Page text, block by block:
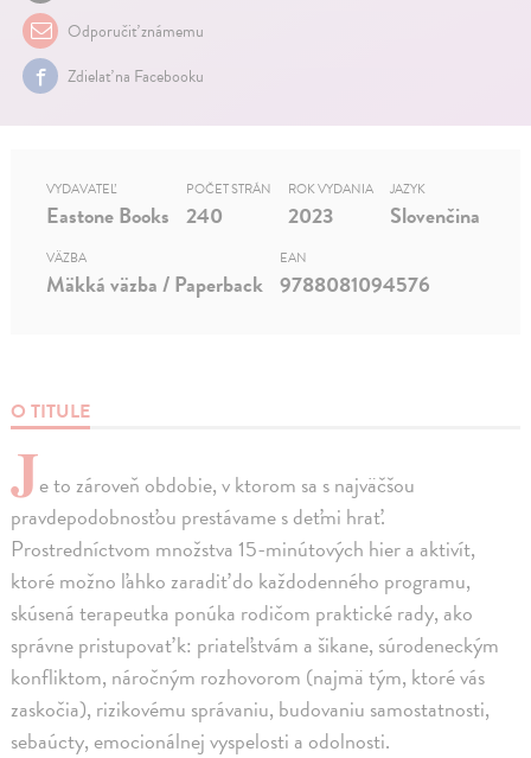
Odporučiť známemu
Zdielať na Facebooku
O TITULE
Je to zároveň obdobie, v ktorom sa s najväčšou
pravdepodobnosťou prestávame s deťmi hrať.
Prostredníctvom množstva 15-minútových hier a aktivít,
ktoré možno ľahko zaradiť do každodenného programu,
skúsená terapeutka ponúka rodičom praktické rady, ako
správne pristupovať k: priateľstvám a šikane, súrodeneckým
konfliktom, náročným rozhovorom (najmä tým, ktoré vás
zaskočia), rizikovému správaniu, budovaniu samostatnosti,
sebaúcty, emocionálnej vyspelosti a odolnosti.
VYDAVATEĽ
Eastone Books
POČET STRÁN
240
ROK VYDANIA
2023
JAZYK
Slovenčina
VÄZBA
Mäkká väzba / Paperback
EAN
9788081094576